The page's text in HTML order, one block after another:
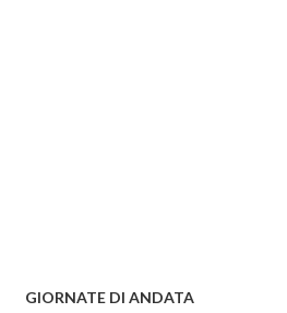
GIORNATE DI ANDATA